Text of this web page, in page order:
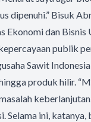
dipenuhi.” Bisuk
dan
publik
Sawit
produk hilir.
Selama ini,